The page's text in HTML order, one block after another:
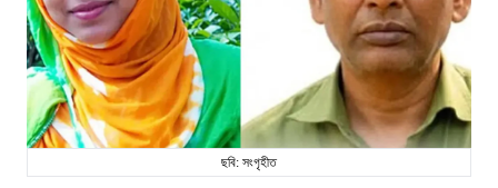
ছবি: সংগৃহীত